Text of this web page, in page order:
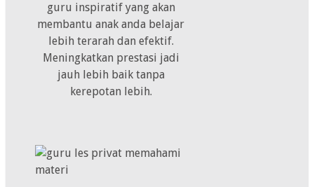
guru inspiratif yang akan
membantu anak anda belajar
lebih terarah dan efektif.
Meningkatkan prestasi jadi
jauh lebih baik tanpa
kerepotan lebih.